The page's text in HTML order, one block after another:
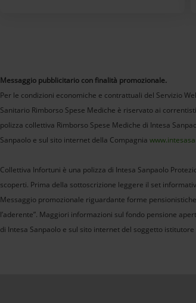
Messaggio pubblicitario con finalità promozionale.
Per le condizioni economiche e contrattuali del Servizio
Sanitario Rimborso Spese Mediche è riservato ai
polizza collettiva Rimborso Spese Mediche di Intesa
Sanpaolo e sul sito internet della Compagnia
Collettiva Infortuni è una polizza di Intesa Sanpaolo
scoperti. Prima della sottoscrizione leggere il set
Messaggio promozionale riguardante forme
l’aderente”. Maggiori informazioni sul fondo pensione
di Intesa Sanpaolo e sul sito internet del soggetto istitutore